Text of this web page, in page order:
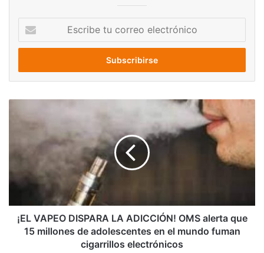
correo
ADICCIÓN!
alerta
15
millones
¡EL VAPEO DISPARA LA ADICCIÓN! OMS alerta que
15 millones de adolescentes en el mundo fuman
cigarrillos electrónicos